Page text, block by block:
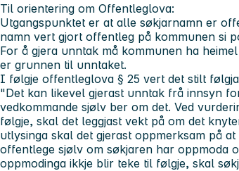
Til orientering om Offentleglova:
Utgangspunktet er at alle søkjarnamn er
namn vert gjort offentleg på kommunen si
For å gjera unntak må kommunen ha
er grunnen til unntaket.
I følgje offentleglova § 25 vert det stilt
"Det kan likevel gjerast unntak frå innsyn
vedkommande sjølv ber om det. Ved
følgje, skal det leggjast vekt på om det
utlysinga skal det gjerast oppmerksam på
offentlege sjølv om søkjaren har oppmoda
oppmodinga ikkje blir teke til følgje, skal